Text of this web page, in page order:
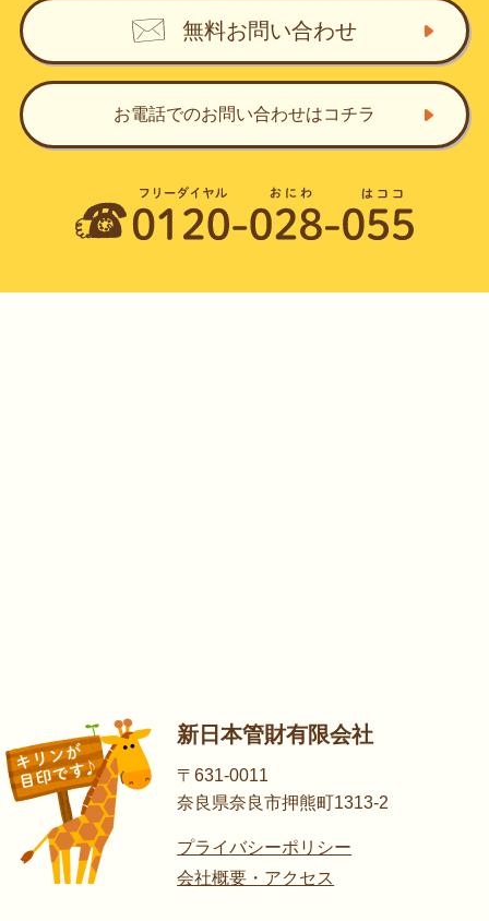
無料お問い合わせ
お電話でのお問い合わせはコチラ
新日本管財有限会社
〒631-0011
奈良県奈良市押熊町1313-2
プライバシーポリシー
会社概要・アクセス